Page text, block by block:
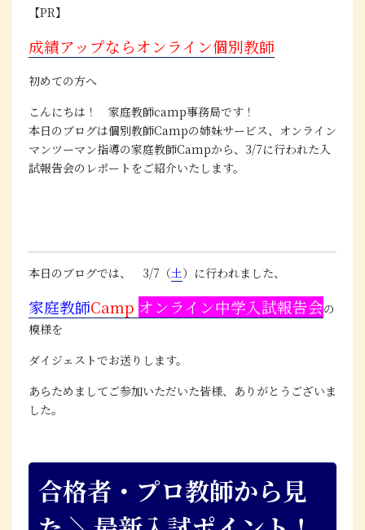
【PR】
成績アップならオンライン個別教師
初めての方へ
こんにちは！ 家庭教師camp事務局です！
本日のブログは個別教師Campの姉妹サービス、オンライン
マンツーマン指導の家庭教師Campから、3/7に行われた入
試報告会のレポートをご紹介いたします。
本日のブログでは、 3/7（土）に行われました、
家庭教師Camp オンライン中学入試報告会の
模様を
ダイジェストでお送りします。
あらためましてご参加いただいた皆様、ありがとうございま
した。
合格者・プロ教師から見